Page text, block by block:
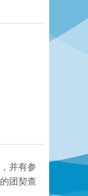
并有参
团契查